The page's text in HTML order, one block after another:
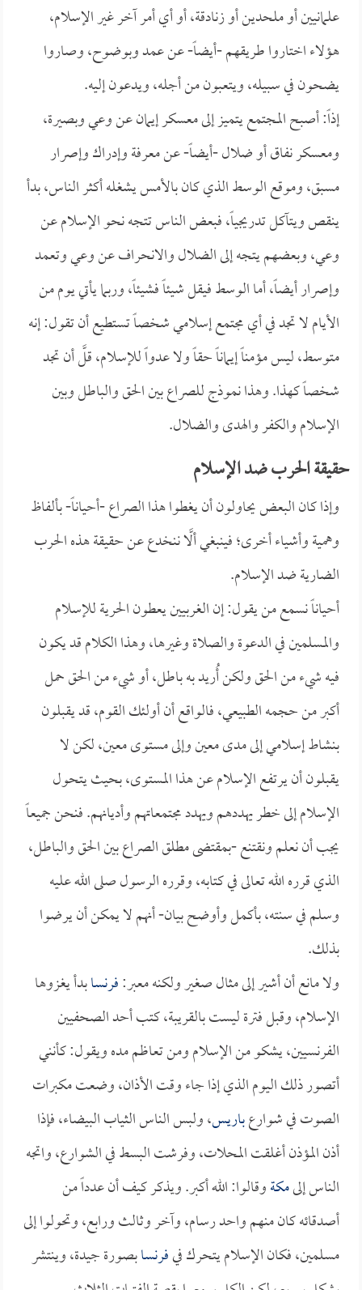
علمانيين أو ملحدين أو زنادقة، أو أي أمر آخر غير الإسلام،
هؤلاء اختاروا طريقهم -أيضاً- عن عمد وبوضوح، وصاروا
يضحون في سبيله، ويتعبون من أجله، ويدعون إليه.
إذاً: أصبح المجتمع يتميز إلى معسكر إيمان عن وعي وبصيرة،
ومعسكر نفاق أو ضلال -أيضاً- عن معرفة وإدراك وإصرار
مسبق، وموقع الوسط الذي كان بالأمس يشغله أكثر الناس، بدأ
ينقص ويتآكل تدريجياً، فبعض الناس تتجه نحو الإسلام عن
وعي، وبعضهم يتجه إلى الضلال والانحراف عن وعي وتعمد
وإصرار أيضاً، أما الوسط فيقل شيئاً فشيئاً، وربما يأتي يوم من
الأيام لا تجد في أي مجتمع إسلامي شخصاً تستطيع أن تقول: إنه
متوسط، ليس مؤمناً إيماناً حقاً ولا عدواً للإسلام، قلَّ أن تجد
شخصاً كهذا. وهذا نموذج للصراع بين الحق والباطل وبين
الإسلام والكفر والهدى والضلال.
حقيقة الحرب ضد الإسلام
وإذا كان البعض يحاولون أن يغطوا هذا الصراع -أحياناً- بألفاظ
وهمية وأشياء أخرى؛ فينبغي ألَّا ننخدع عن حقيقة هذه الحرب
الضارية ضد الإسلام.
أحياناً نسمع من يقول: إن الغربيين يعطون الحرية للإسلام
والمسلمين في الدعوة والصلاة وغيرها، وهذا الكلام قد يكون
فيه شيء من الحق ولكن أُريد به باطل، أو شيء من الحق حمل
أكبر من حجمه الطبيعي، فالواقع أن أولئك القوم، قد يقبلون
بنشاط إسلامي إلى مدى معين وإلى مستوى معين، لكن لا
يقبلون أن يرتفع الإسلام عن هذا المستوى، بحيث يتحول
الإسلام إلى خطر يهددهم ويهدد مجتمعاتهم وأديانهم. فنحن جميعاً
يجب أن نعلم ونقتنع -بمقتضى مطلق الصراع بين الحق والباطل،
الذي قرره الله تعالى في كتابه، وقرره الرسول صلى الله عليه
وسلم في سنته، بأكمل وأوضح بيان- أنهم لا يمكن أن يرضوا
بذلك.
ولا مانع أن أشير إلى مثال صغير ولكنه معبر:فرنسابدأ يغزوها
الإسلام، وقبل فترة ليست بالقريبة، كتب أحد الصحفيين
الفرنسيين، يشكو من الإسلام ومن تعاظم مده ويقول: كأنني
أتصور ذلك اليوم الذي إذا جاء وقت الأذان، وضعت مكبرات
الصوت في شوارعباريس، ولبس الناس الثياب البيضاء، فإذا
أذن المؤذن أغلقت المحلات، وفرشت البسط في الشوارع، واتجه
الناس إلىمكةوقالوا: الله أكبر. ويذكر كيف أن عدداً من
أصدقائه كان منهم واحد رسام، وآخر وثالث ورابع، وتحولوا إلى
مسلمين، فكان الإسلام يتحرك فيفرنسابصورة جيدة، وينتشر